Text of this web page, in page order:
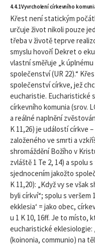
4.4.1 Vyvrcholení církevního
Křest není statickým
určuje život nikoli pouze
třeba v životě teprve
smyslu hovoří Dekret o
vlastní směřuje „k
společenství (UR 22).“
společenství církve, jež
eucharistie. Eucharistické
církevního komunia (srov.
a reálné naplnění
K 11,26) je událostí církve
založeného ve smrti a
shromáždění Božího v
zvláště 1 Te 2, 14) a spolu
sjednocením jakožto
K 11,20): „Když vy se
byli církví“; spolu s veršem
ekklesia‘ = jako obec,
u 1 K 10, 16ff. Je to místo,
eucharistické
(koinonia, communio) na